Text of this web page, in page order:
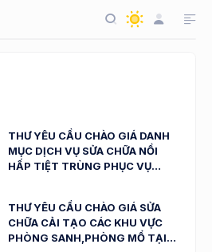
THƯ YÊU CẦU CHÀO GIÁ DANH
MỤC DỊCH VỤ SỬA CHỮA NỒI
HẤP TIỆT TRÙNG PHỤC VỤ
KHOA NINH THUẬN NGÀY
06/8/2026
THƯ YÊU CẦU CHÀO GIÁ SỬA
CHỮA CẢI TẠO CÁC KHU VỰC
PHÒNG SANH,PHÒNG MỔ TẠI